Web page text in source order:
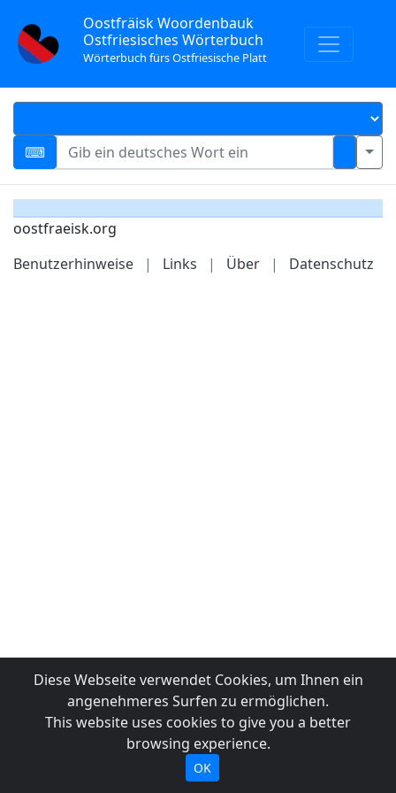
Oostfräisk Woordenbauk
Ostfriesisches Wörterbuch
Wörterbuch fürs Ostfriesische Platt
oostfraeisk.org
Benutzerhinweise
| Links | Über | Datenschutz
Diese Webseite verwendet Cookies, um Ihnen ein
angenehmeres Surfen zu ermöglichen.
This website uses cookies to give you a better
browsing experience.
OK